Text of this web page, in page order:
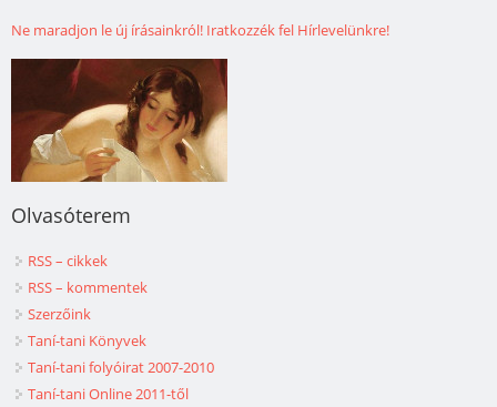
Ne maradjon le új írásainkról! Iratkozzék fel Hírlevelünkre!
Olvasóterem
RSS – cikkek
RSS – kommentek
Szerzőink
Taní-tani Könyvek
Taní-tani folyóirat 2007-2010
Taní-tani Online 2011-től